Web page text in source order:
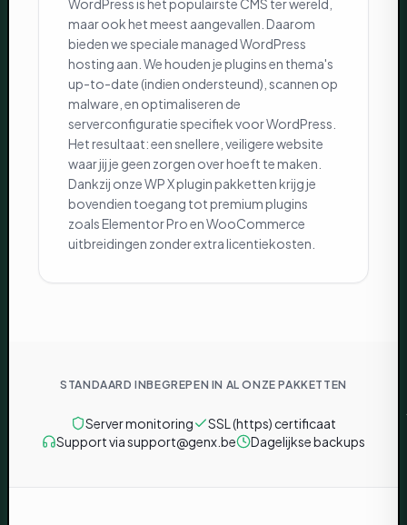
WordPress is het populairste CMS ter wereld,
maar ook het meest aangevallen. Daarom
bieden we speciale managed WordPress
hosting aan. We houden je plugins en thema's
up-to-date (indien ondersteund), scannen op
malware, en optimaliseren de
serverconfiguratie specifiek voor WordPress.
Het resultaat: een snellere, veiligere website
waar jij je geen zorgen over hoeft te maken.
Dankzij onze WP X plugin pakketten krijg je
bovendien toegang tot premium plugins
zoals Elementor Pro en WooCommerce
uitbreidingen zonder extra licentiekosten.
STANDAARD INBEGREPEN IN AL ONZE PAKKETTEN
Server monitoring
SSL (https) certificaat
Support via support@genx.be
Dagelijkse backups